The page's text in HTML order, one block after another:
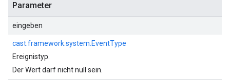
Parameter
eingeben
cast.framework.system.EventType
Ereignistyp.
Der Wert darf nicht null sein.